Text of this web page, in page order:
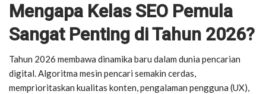
Mengapa Kelas SEO Pemula
Sangat Penting di Tahun 2026?
Tahun 2026 membawa dinamika baru dalam dunia pencarian
digital. Algoritma mesin pencari semakin cerdas,
memprioritaskan kualitas konten, pengalaman pengguna (UX),